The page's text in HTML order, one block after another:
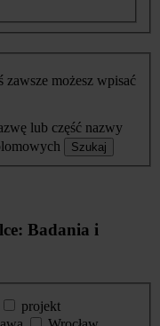
zawsze możesz wpisać
lub część nazwy
Szukaj
Badania i
projekt